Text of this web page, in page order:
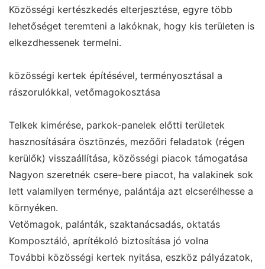
Közösségi kertészkedés elterjesztése, egyre több
lehetőséget teremteni a lakóknak, hogy kis területen is
elkezdhessenek termelni.
közösségi kertek építésével, terményosztásal a
rászorulókkal, vetőmagokosztása
Telkek kimérése, parkok-panelek előtti területek
hasznosítására ösztönzés, mezőőri feladatok (régen
kerülők) visszaállítása, közösségi piacok támogatása
Nagyon szeretnék csere-bere piacot, ha valakinek sok
lett valamilyen terménye, palántája azt elcserélhesse a
környéken.
Vetömagok, palánták, szaktanácsadás, oktatás
Komposztáló, aprítékoló biztosítása jó volna
További közösségi kertek nyitása, eszköz pályázatok,